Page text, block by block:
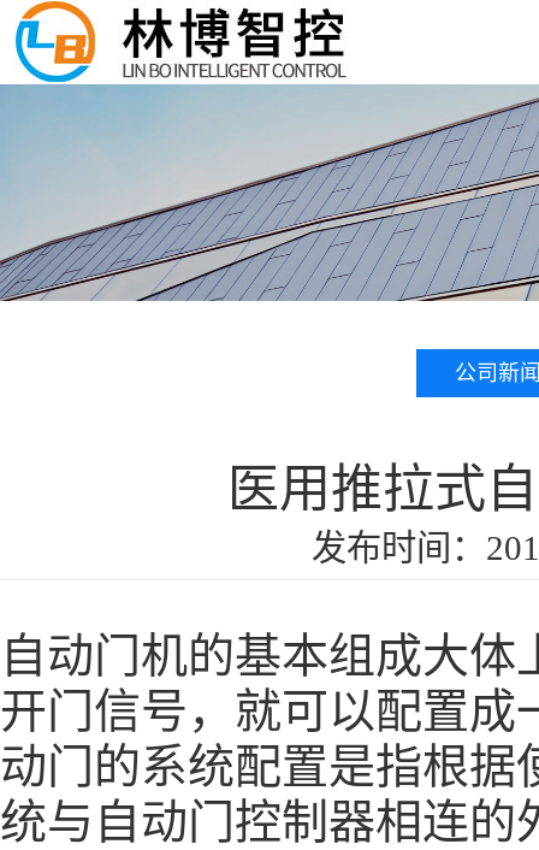
公司新
医用推拉式
发布时间：
自动门机的基本组成大
开门信号，就可以配置
动门的系统配置是指根据
统与自动门控制器相连的